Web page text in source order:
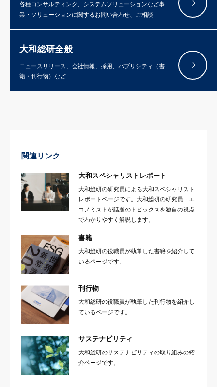
各種コンサルティング、システムソリューションなど事
業・ソリューションに関するお問い合わせ、ご相談
大和総研全般
ニュースリリース、会社情報、採用、パブリシティ（書
籍・刊行物）など
関連リンク
大和スペシャリストレポート
大和総研の研究員による大和スペシャリスト
レポートページです。大和総研の研究員・エ
コノミストが話題のトピックスを独自の視点
でわかりやすく解説します。
書籍
大和総研の役職員が執筆した書籍を紹介して
いるページです。
刊行物
大和総研の役職員が執筆した刊行物を紹介し
ているページです。
サステナビリティ
大和総研のサステナビリティの取り組みの紹
介ページです。